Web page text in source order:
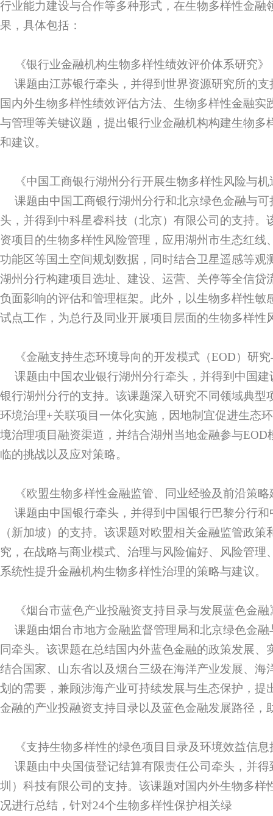
行业能力建设与合作等多种形式，在生物多样性金融
果，具体包括：
《银行业金融机构生物多样性绩效评价体系研究》
课题由江苏银行牵头，并得到世界资源研究所的
国内外生物多样性绩效评估方法、生物多样性金融实
与管理等关键议题，提出银行业金融机构构建生物多
和建议。
《中国工商银行湖州分行开展生物多样性风险与
课题由中国工商银行湖州分行和北京绿色金融与
头，并得到中科星睿科技（北京）有限公司的支持。
资项目的生物多样性风险管理，应用湖州市生态红线
功能区等国土空间规划数据，同时结合卫星遥感等观
湖州分行构建项目选址、建设、运营、关停等全信贷
负面影响的评估和管理框架。此外，以生物多样性敏
试点工作，为总行及同业开展项目层面的生物多样性
《金融支持生态环境导向的开发模式（EOD）研
课题由中国农业银行湖州分行牵头，并得到中国
银行湖州分行的支持。该课题深入研究不同领域典型
环境治理+关联项目一体化实施，因地制宜促进生态
境治理项目融资渠道，并结合湖州当地金融参与EOD
临的挑战以及应对策略。
《欧盟生物多样性金融监管、同业经验及前沿策略
课题由中国银行牵头，并得到中国银行巴黎分行
（新加坡）的支持。该课题对欧盟相关金融监管政
究，在战略与商业模式、治理与风险偏好、风险管理
系统性提升金融机构生物多样性治理的策略与建议。
《烟台市蓝色产业投融资支持目录与发展蓝色金融
课题由烟台市地方金融监督管理局和北京绿色金
同牵头。该课题在总结国内外蓝色金融的政策发展、
结合国家、山东省以及烟台三级在海洋产业发展、海
划的需要，兼顾涉海产业可持续发展与生态保护，提
金融的产业投融资支持目录以及蓝色金融发展路径，
《支持生物多样性的绿色项目目录及环境效益信
课题由中央国债登记结算有限责任公司牵头，并
圳）科技有限公司的支持。该课题对国内外生物多样
况进行总结，针对24个生物多样性保护相关绿